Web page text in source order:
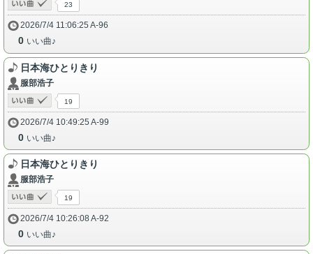
23
2026/7/4 11:06:25 A-96
0 いい曲♪
日本海ひとりきり
服部浩子
19
2026/7/4 10:49:25 A-99
0 いい曲♪
日本海ひとりきり
服部浩子
19
2026/7/4 10:26:08 A-92
0 いい曲♪